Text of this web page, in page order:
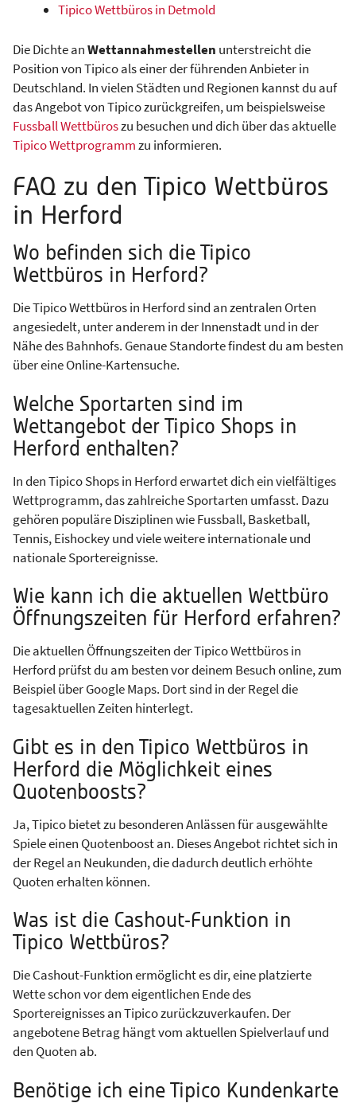
Tipico Wettbüros in Detmold
Die Dichte anWettannahmestellen unterstreicht die
Position von Tipico als einer der führenden Anbieter in
Deutschland. In vielen Städten und Regionen kannst du auf
das Angebot von Tipico zurückgreifen, um beispielsweise
Fussball Wettbüroszu besuchen und dich über das aktuelle
Tipico Wettprogrammzu informieren.
FAQ zu den Tipico Wettbüros
in Herford
Wo befinden sich die Tipico
Wettbüros in Herford?
Die Tipico Wettbüros in Herford sind an zentralen Orten
angesiedelt, unter anderem in der Innenstadt und in der
Nähe des Bahnhofs. Genaue Standorte findest du am besten
über eine Online-Kartensuche.
Welche Sportarten sind im
Wettangebot der Tipico Shops in
Herford enthalten?
In den Tipico Shops in Herford erwartet dich ein vielfältiges
Wettprogramm, das zahlreiche Sportarten umfasst. Dazu
gehören populäre Disziplinen wie Fussball, Basketball,
Tennis, Eishockey und viele weitere internationale und
nationale Sportereignisse.
Wie kann ich die aktuellen Wettbüro
Öffnungszeiten für Herford erfahren?
Die aktuellen Öffnungszeiten der Tipico Wettbüros in
Herford prüfst du am besten vor deinem Besuch online, zum
Beispiel über Google Maps. Dort sind in der Regel die
tagesaktuellen Zeiten hinterlegt.
Gibt es in den Tipico Wettbüros in
Herford die Möglichkeit eines
Quotenboosts?
Ja, Tipico bietet zu besonderen Anlässen für ausgewählte
Spiele einen Quotenboost an. Dieses Angebot richtet sich in
der Regel an Neukunden, die dadurch deutlich erhöhte
Quoten erhalten können.
Was ist die Cashout-Funktion in
Tipico Wettbüros?
Die Cashout-Funktion ermöglicht es dir, eine platzierte
Wette schon vor dem eigentlichen Ende des
Sportereignisses an Tipico zurückzuverkaufen. Der
angebotene Betrag hängt vom aktuellen Spielverlauf und
den Quoten ab.
Benötige ich eine Tipico Kundenkarte